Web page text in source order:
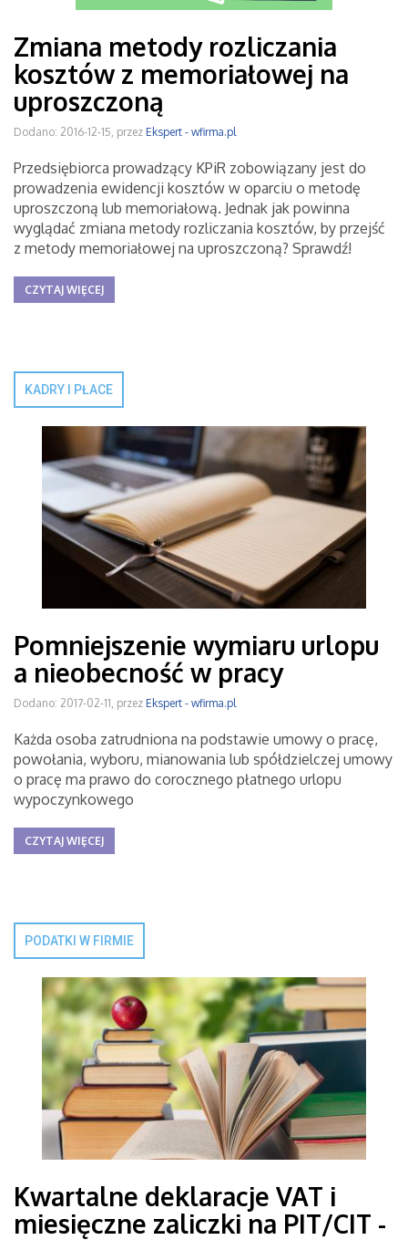
Zmiana metody rozliczania
kosztów z memoriałowej na
uproszczoną
Dodano: 2016-12-15, przez Ekspert - wfirma.pl
Przedsiębiorca prowadzący KPiR zobowiązany jest do
prowadzenia ewidencji kosztów w oparciu o metodę
uproszczoną lub memoriałową. Jednak jak powinna
wyglądać zmiana metody rozliczania kosztów, by przejść
z metody memoriałowej na uproszczoną? Sprawdź!
CZYTAJ WIĘCEJ
KADRY I PŁACE
Pomniejszenie wymiaru urlopu
a nieobecność w pracy
Dodano: 2017-02-11, przez Ekspert - wfirma.pl
Każda osoba zatrudniona na podstawie umowy o pracę,
powołania, wyboru, mianowania lub spółdzielczej umowy
o pracę ma prawo do corocznego płatnego urlopu
wypoczynkowego
CZYTAJ WIĘCEJ
PODATKI W FIRMIE
Kwartalne deklaracje VAT i
miesięczne zaliczki na PIT/CIT -